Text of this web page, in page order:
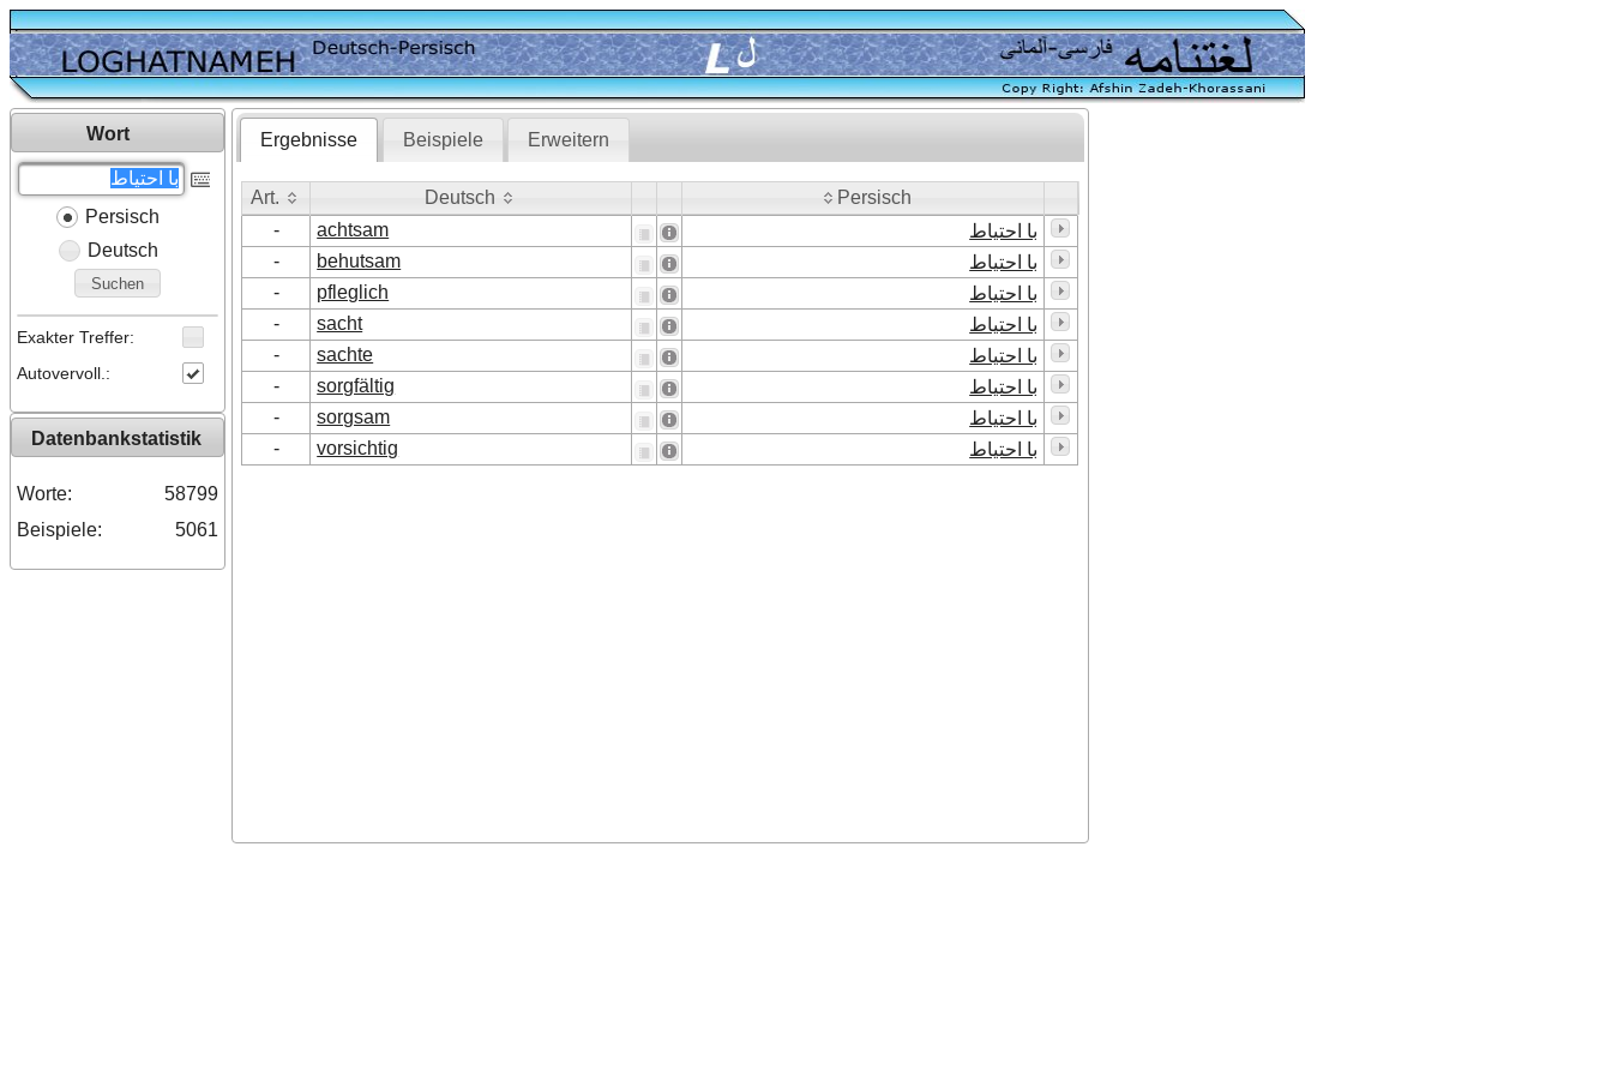
Wort
Persisch
Deutsch
Suchen
Exakter Treffer:
Autovervoll.:
Datenbankstatistik
Worte:
58799
Beispiele:
5061
Ergebnisse Beispiele Erweitern
Art. Deutsch
Persisch
- achtsam
با احتیاط
-
behutsam
با احتیاط
-
pfleglich
با احتیاط
-
sacht
با احتیاط
-
sachte
با احتیاط
-
sorgfältig
با احتیاط
-
sorgsam
با احتیاط
-
vorsichtig با احتیاط